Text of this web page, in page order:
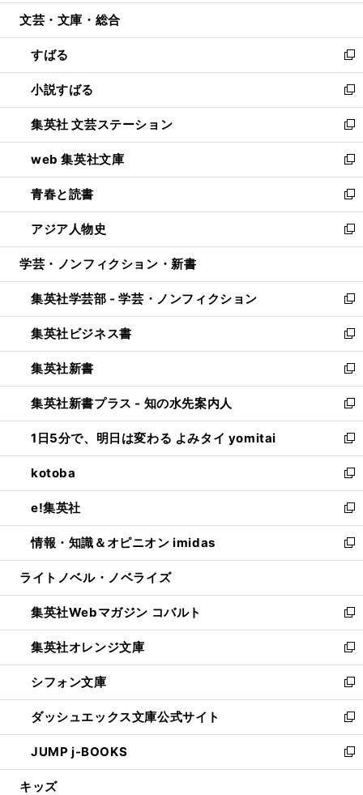
ウ
開
く
ン
ウ
で
開
く
ウ
ン
ド
ウ
で
開
く
文芸・文庫・総合
すばる
新
し
い
ウ
ィ
ン
ド
ウ
で
開
く
小説すばる
新
し
い
ウ
ィ
ン
ド
ウ
で
開
集英社 文芸ステーション
新
し
い
ウ
ィ
ン
ド
ウ
開
く
web 集英社文庫
新
し
い
ウ
ィ
ン
ウ
で
開
く
青春と読書
新
し
い
ウ
ン
ド
ウ
で
開
く
アジア人物史
新
し
ウ
ィ
ン
ド
ウ
で
開
く
学芸・ノンフィクション・新書
集英社学芸部 - 学芸・ノンフィクション
新
し
い
ウ
ィ
ン
ド
ウ
で
開
く
集英社ビジネス書
新
し
い
ウ
ィ
ン
ド
ウ
で
開
く
集英社新書
新
し
い
ウ
ィ
ン
ド
ウ
で
開
く
集英社新書プラス - 知の水先案内人
新
し
い
ウ
ィ
ン
ド
ウ
で
開
1日5分で、明日は変わる よみタイ yomitai
新
し
い
ウ
ィ
ン
ド
ウ
開
く
kotoba
新
し
い
ウ
ィ
ン
ウ
で
開
く
e!集英社
新
し
い
ウ
ン
ド
ウ
で
開
く
情報・知識＆オピニオン imidas
新
し
ウ
ィ
ン
ド
ウ
で
開
く
ライトノベル・ノベライズ
集英社Webマガジン コバルト
新
し
い
ウ
ィ
ン
ド
ウ
で
開
集英社オレンジ文庫
新
し
い
ウ
ィ
ン
ド
ウ
シフォン文庫
新
し
い
ウ
ィ
ン
ダッシュエックス文庫公式サイト
新
し
い
ウ
JUMP j-BOOKS
新
し
キッズ